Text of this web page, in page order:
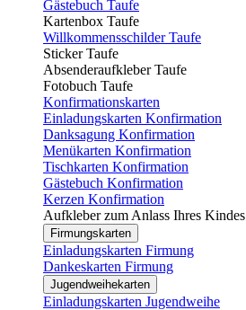
Gästebuch Taufe
Kartenbox Taufe
Willkommensschilder Taufe
Sticker Taufe
Absenderaufkleber Taufe
Fotobuch Taufe
Konfirmationskarten
Einladungskarten Konfirmation
Danksagung Konfirmation
Menükarten Konfirmation
Tischkarten Konfirmation
Gästebuch Konfirmation
Kerzen Konfirmation
Aufkleber zum Anlass Ihres Kindes
Firmungskarten
Einladungskarten Firmung
Dankeskarten Firmung
Jugendweihekarten
Einladungskarten Jugendweihe